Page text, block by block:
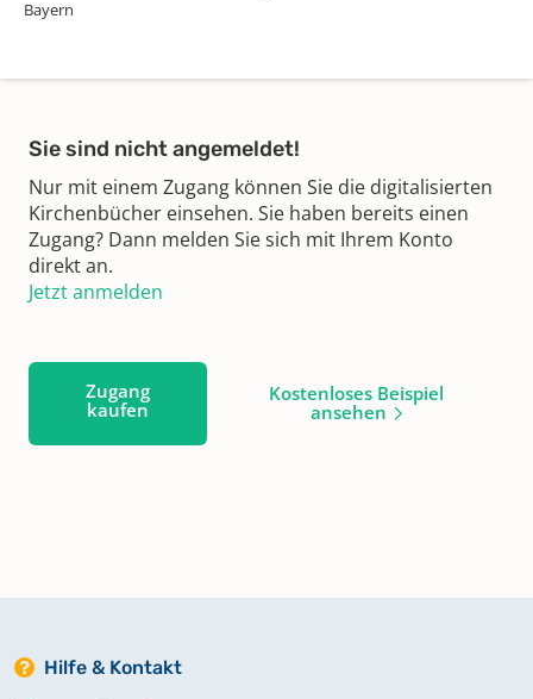
Bayern
Sie sind nicht angemeldet!
Nur mit einem Zugang können Sie die digitalisierten
Kirchenbücher einsehen. Sie haben bereits einen
Zugang? Dann melden Sie sich mit Ihrem Konto
direkt an.
Jetzt anmelden
Zugang
kaufen
Kostenloses Beispiel
ansehen
Hilfe & Kontakt